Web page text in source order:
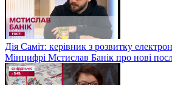
Дія Саміт: керівник з розвитку
Мінцифрі Мстислав Банік про нові